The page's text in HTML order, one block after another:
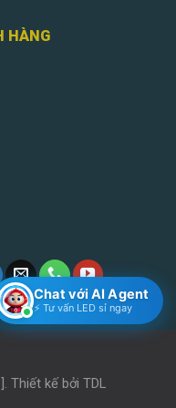
HÀNG
. Thiết kế bởi TDL
Chat với AI Agent
⚡ Tư vấn LED sỉ ngay